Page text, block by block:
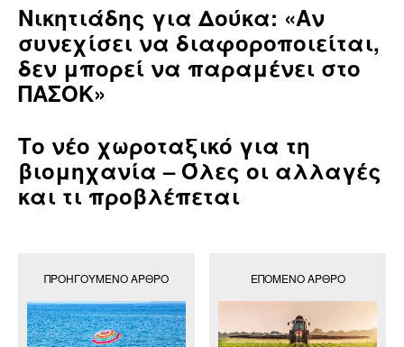
Νικητιάδης για Δούκα: «Αν
συνεχίσει να διαφοροποιείται,
δεν μπορεί να παραμένει στο
ΠΑΣΟΚ»
Το νέο χωροταξικό για τη
βιομηχανία – Όλες οι αλλαγές
και τι προβλέπεται
ΠΡΟΗΓΟΎΜΕΝΟ ΆΡΘΡΟ ΕΠΌΜΕΝΟ ΆΡΘΡΟ